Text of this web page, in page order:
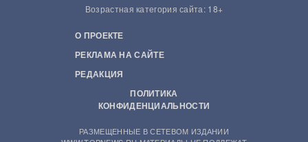
Возрастная категория сайта: 18+
О ПРОЕКТЕ
РЕКЛАМА НА САЙТЕ
РЕДАКЦИЯ
ПОЛИТИКА
КОНФИДЕНЦИАЛЬНОСТИ
РАЗМЕЩЕННЫЕ В СЕТЕВОМ ИЗДАНИИ